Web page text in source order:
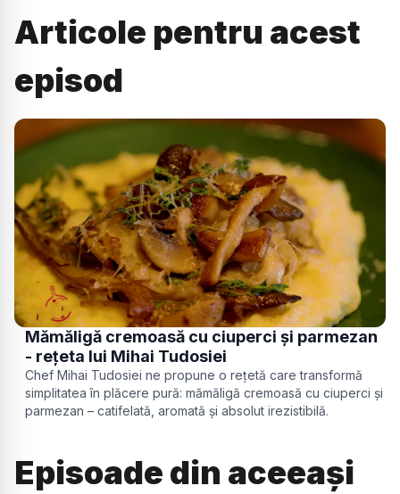
Articole pentru acest
episod
Mămăligă cremoasă cu ciuperci și parmezan
- rețeta lui Mihai Tudosiei
Chef Mihai Tudosiei ne propune o rețetă care transformă
simplitatea în plăcere pură: mămăligă cremoasă cu ciuperci și
parmezan – catifelată, aromată și absolut irezistibilă.
Episoade din aceeași